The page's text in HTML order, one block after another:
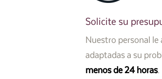
Solicite su
Nuestro personal
adaptadas a su
menos de 24 horas.